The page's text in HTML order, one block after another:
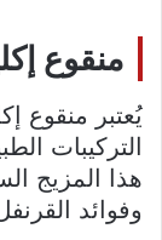
منقوع
يُعتبر منقوع
التركيبات
هذا المزيج
وفوائد